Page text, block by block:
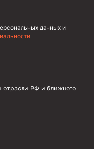
данных и
отрасли РФ и ближнего